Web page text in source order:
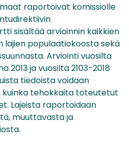
raportoivat komissiolle
sisältää arvioinnin kaikkien
populaatiokoosta sekä
Arviointi vuosilta
2013 ja vuosilta 2103-2018
tiedoista voidaan
kuinka tehokkaita toteutetut
Lajeista raportoidaan
muuttavasta ja